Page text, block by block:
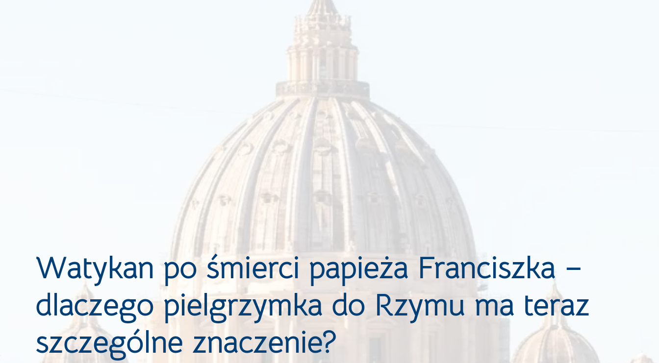
Watykan po śmierci papieża Franciszka –
dlaczego pielgrzymka do Rzymu ma teraz
szczególne znaczenie?